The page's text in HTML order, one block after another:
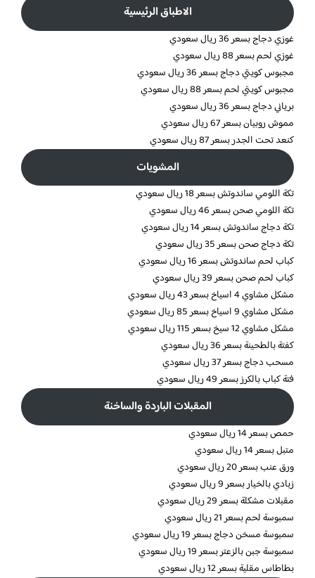
الاطباق الرئيسية
غوزي دجاج بسعر 36 ريال سعودي
غوزي لحم بسعر 88 ريال سعودي
مجبوس كويتي دجاج بسعر 36 ريال سعودي
مجبوس كويتي لحم بسعر 88 ريال سعودي
برياني دجاج بسعر 36 ريال سعودي
مموش روبيان بسعر 67 ريال سعودي
كنعد تحت الجدر بسعر 87 ريال سعودي
المشويات
تكة اللومي ساندوتش بسعر 18 ريال سعودي
تكة اللومي صحن بسعر 46 ريال سعودي
تكة دجاج ساندوتش بسعر 14 ريال سعودي
تكة دجاج صحن بسعر 35 ريال سعودي
كباب لحم ساندوتش بسعر 16 ريال سعودي
كباب لحم صحن بسعر 39 ريال سعودي
مشكل مشاوي 4 اسياخ بسعر 43 ريال سعودي
مشكل مشاوي 9 اسياخ بسعر 85 ريال سعودي
مشكل مشاوي 12 سيخ بسعر 115 ريال سعودي
كفتة بالطحينة بسعر 36 ريال سعودي
مسحب دجاج بسعر 37 ريال سعودي
فتة كباب بالكرز بسعر 49 ريال سعودي
المقبلات الباردة والساخنة
حمص بسعر 14 ريال سعودي
متبل بسعر 14 ريال سعودي
ورق عنب بسعر 20 ريال سعودي
زبادي بالخيار بسعر 9 ريال سعودي
مقبلات مشكلة بسعر 29 ريال سعودي
سمبوسة لحم بسعر 21 ريال سعودي
سمبوسة مسخن دجاج بسعر 19 ريال سعودي
سمبوسة جبن بالزعتر بسعر 19 ريال سعودي
بطاطاس مقلية بسعر 12 ريال سعودي